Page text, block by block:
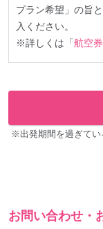
プラン希望」の旨
入ください。
※詳しくは「 航空
※出発期間を過ぎてい
お問い合わせ・